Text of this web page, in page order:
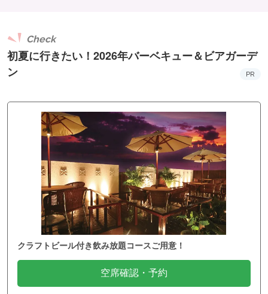
初夏に行きたい！2026年バーベキュー＆ビアガーデ
ン
Check
PR
クラフトビール付き飲み放題コースご用意！
空席確認・予約